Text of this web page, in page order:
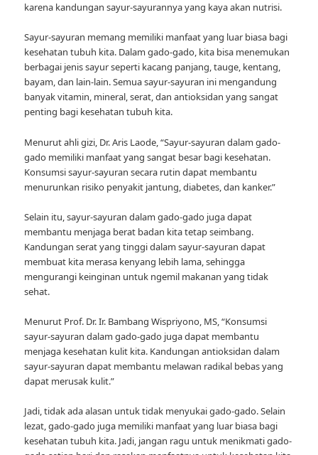
karena kandungan sayur-sayurannya yang kaya akan nutrisi.
Sayur-sayuran memang memiliki manfaat yang luar biasa bagi
kesehatan tubuh kita. Dalam gado-gado, kita bisa menemukan
berbagai jenis sayur seperti kacang panjang, tauge, kentang,
bayam, dan lain-lain. Semua sayur-sayuran ini mengandung
banyak vitamin, mineral, serat, dan antioksidan yang sangat
penting bagi kesehatan tubuh kita.
Menurut ahli gizi, Dr. Aris Laode, “Sayur-sayuran dalam gado-
gado memiliki manfaat yang sangat besar bagi kesehatan.
Konsumsi sayur-sayuran secara rutin dapat membantu
menurunkan risiko penyakit jantung, diabetes, dan kanker.”
Selain itu, sayur-sayuran dalam gado-gado juga dapat
membantu menjaga berat badan kita tetap seimbang.
Kandungan serat yang tinggi dalam sayur-sayuran dapat
membuat kita merasa kenyang lebih lama, sehingga
mengurangi keinginan untuk ngemil makanan yang tidak
sehat.
Menurut Prof. Dr. Ir. Bambang Wispriyono, MS, “Konsumsi
sayur-sayuran dalam gado-gado juga dapat membantu
menjaga kesehatan kulit kita. Kandungan antioksidan dalam
sayur-sayuran dapat membantu melawan radikal bebas yang
dapat merusak kulit.”
Jadi, tidak ada alasan untuk tidak menyukai gado-gado. Selain
lezat, gado-gado juga memiliki manfaat yang luar biasa bagi
kesehatan tubuh kita. Jadi, jangan ragu untuk menikmati gado-